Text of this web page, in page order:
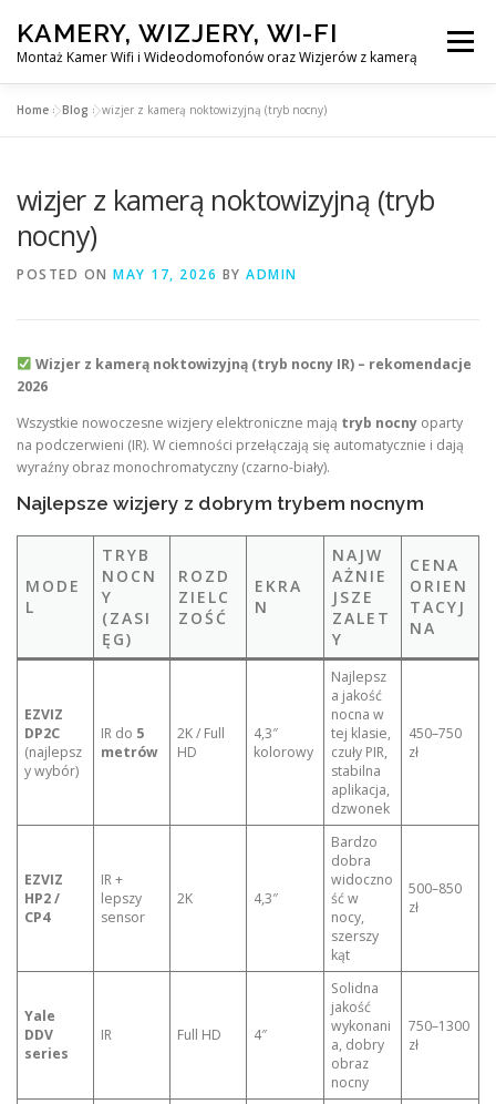
content
KAMERY, WIZJERY, WI-FI
Montaż Kamer Wifi i Wideodomofonów oraz Wizjerów z kamerą
Menu
MONTAŻ WIDEDOMOFONÓW
KONTAKT
EN
Home »Blog »wizjer z kamerą noktowizyjną (tryb nocny)
wizjer z kamerą noktowizyjną (tryb
nocny)
POSTED ON MAY 17, 2026 BY ADMIN
Wizjer z kamerą noktowizyjną (tryb nocny IR) – rekomendacje
2026
Wszystkie nowoczesne wizjery elektroniczne mają tryb nocny oparty
na podczerwieni (IR). W ciemności przełączają się automatycznie i dają
wyraźny obraz monochromatyczny (czarno-biały).
Najlepsze wizjery z dobrym trybem nocnym
MODE
L
TRYB
NOCN
Y
(ZASI
ĘG)
ROZD
ZIELC
ZOŚĆ
EKRA
N
NAJW
AŻNIE
JSZE
ZALET
Y
CENA
ORIEN
TACYJ
NA
EZVIZ
DP2C
(najlepsz
y wybór)
IR do 5
metrów
2K / Full
HD
4,3″
kolorowy
Najlepsz
a jakość
nocna w
tej klasie,
czuły PIR,
stabilna
aplikacja,
dzwonek
450–750
zł
EZVIZ
HP2 /
CP4
IR +
lepszy
sensor
2K 4,3″
Bardzo
dobra
widoczno
ść w
nocy,
szerszy
kąt
500–850
zł
Yale
DDV
series
IR Full HD 4″
Solidna
jakość
wykonani
a, dobry
obraz
nocny
750–1300
zł